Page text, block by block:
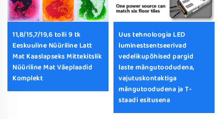
11,8/15,7/19,6 tolli 9 tk
Eeskuuline Nüüriline Latt
Mat Kaaslapseks Mittekitslik
Nüüriline Mat Väeplaadid
Komplekt
Uus tehnoloogia LED
luminestsentseerivad
vedelikupõhised pargid
laste mängutoodudena,
vajutuskontaktiga
mängutoodudena ja T-
staadi esitusena